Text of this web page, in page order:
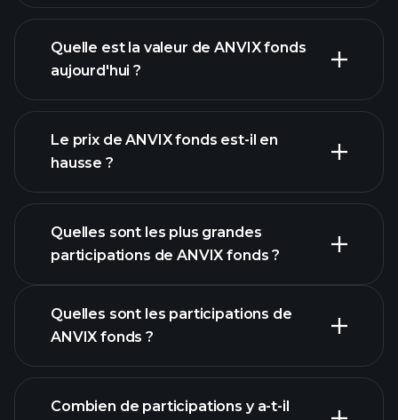
Quelle est la valeur de ANVIX fonds
aujourd'hui ?
graphique avancé
Le prix de ANVIX fonds est-il en
hausse ?
graphique ANVIX
fonds
Quelles sont les plus grandes
participations de ANVIX fonds ?
Quelles sont les participations de
ANVIX fonds ?
Combien de participations y a-t-il